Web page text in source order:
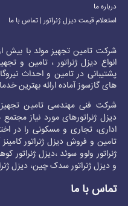
درباره ما
استعلام قیمت دیزل ژنراتور | تماس با ما
انواع دیزل ژنراتور ، تامین و
های گازسوز آماده ارائه بهترین
شرکت فنی مهندسی تامین تجهیز
دیزل ژنراتورهای مورد نیاز
اداری، تجاری و مسکونی را در
تامین و فروش دیزل ژنراتور کامینز
ژنراتور ولوو سوئد ،دیزل ژنراتور
ودیزل ژنراتور سدکچین،دیزل
تماس با ما